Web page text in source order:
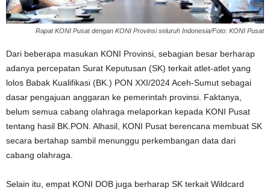
Rapat KONI Pusat dengan KONI Provinsi seluruh Indonesia/Foto: KONI Pusat
Dari beberapa masukan KONI Provinsi, sebagian besar berharap
adanya percepatan Surat Keputusan (SK) terkait atlet-atlet yang
lolos Babak Kualifikasi (BK.) PON XXI/2024 Aceh-Sumut sebagai
dasar pengajuan anggaran ke pemerintah provinsi. Faktanya,
belum semua cabang olahraga melaporkan kepada KONI Pusat
tentang hasil BK.PON. Alhasil, KONI Pusat berencana membuat SK
secara bertahap sambil menunggu perkembangan data dari
cabang olahraga.
Selain itu, empat KONI DOB juga berharap SK terkait Wildcard